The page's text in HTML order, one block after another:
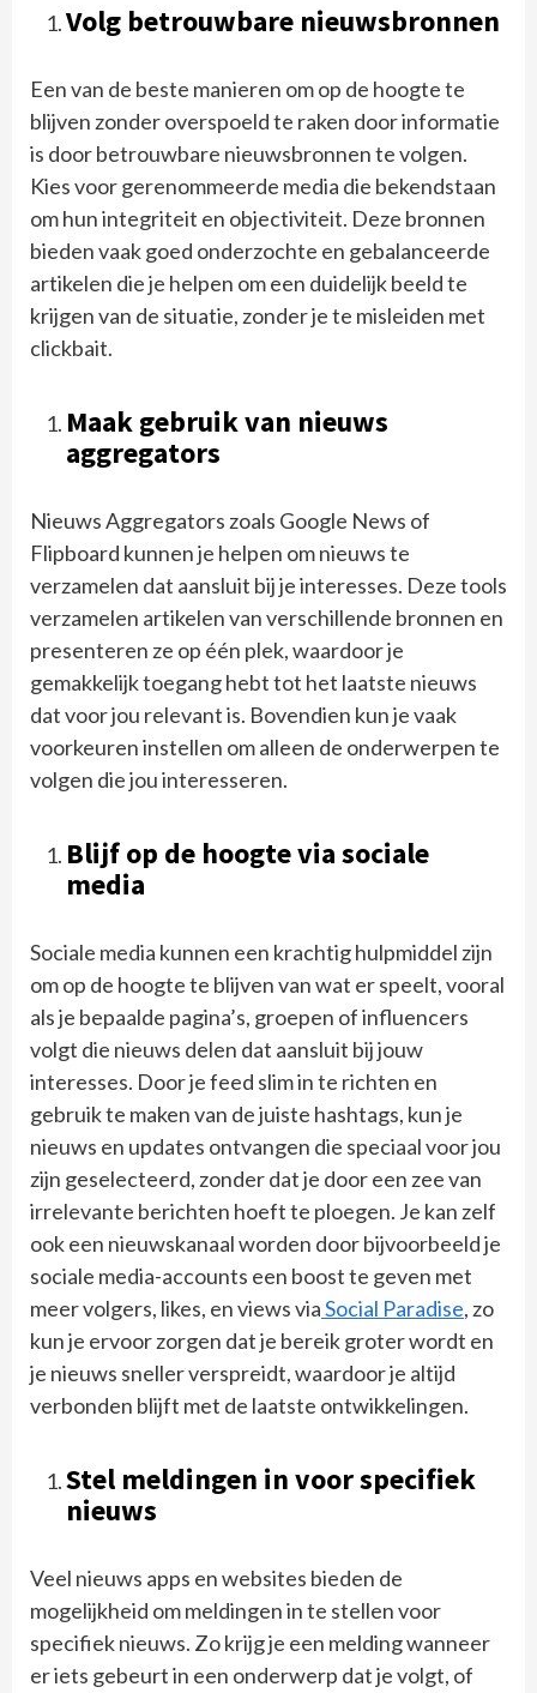
Volg betrouwbare nieuwsbronnen
Een van de beste manieren om op de hoogte te
blijven zonder overspoeld te raken door informatie
is door betrouwbare nieuwsbronnen te volgen.
Kies voor gerenommeerde media die bekendstaan
om hun integriteit en objectiviteit. Deze bronnen
bieden vaak goed onderzochte en gebalanceerde
artikelen die je helpen om een duidelijk beeld te
krijgen van de situatie, zonder je te misleiden met
clickbait.
Maak gebruik van nieuws
aggregators
Nieuws Aggregators zoals Google News of
Flipboard kunnen je helpen om nieuws te
verzamelen dat aansluit bij je interesses. Deze tools
verzamelen artikelen van verschillende bronnen en
presenteren ze op één plek, waardoor je
gemakkelijk toegang hebt tot het laatste nieuws
dat voor jou relevant is. Bovendien kun je vaak
voorkeuren instellen om alleen de onderwerpen te
volgen die jou interesseren.
Blijf op de hoogte via sociale
media
Sociale media kunnen een krachtig hulpmiddel zijn
om op de hoogte te blijven van wat er speelt, vooral
als je bepaalde pagina’s, groepen of influencers
volgt die nieuws delen dat aansluit bij jouw
interesses. Door je feed slim in te richten en
gebruik te maken van de juiste hashtags, kun je
nieuws en updates ontvangen die speciaal voor jou
zijn geselecteerd, zonder dat je door een zee van
irrelevante berichten hoeft te ploegen. Je kan zelf
ook een nieuwskanaal worden door bijvoorbeeld je
sociale media-accounts een boost te geven met
meer volgers, likes, en views viaSocial Paradise, zo
kun je ervoor zorgen dat je bereik groter wordt en
je nieuws sneller verspreidt, waardoor je altijd
verbonden blijft met de laatste ontwikkelingen.
Stel meldingen in voor specifiek
nieuws
Veel nieuws apps en websites bieden de
mogelijkheid om meldingen in te stellen voor
specifiek nieuws. Zo krijg je een melding wanneer
er iets gebeurt in een onderwerp dat je volgt, of